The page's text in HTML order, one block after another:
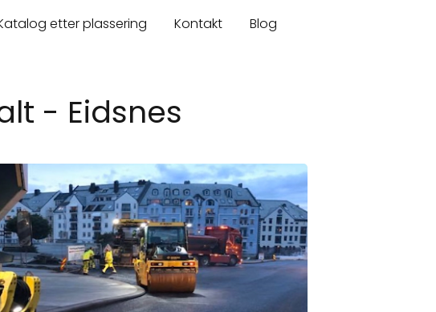
etter plassering Kontakt Blog
- Eidsnes